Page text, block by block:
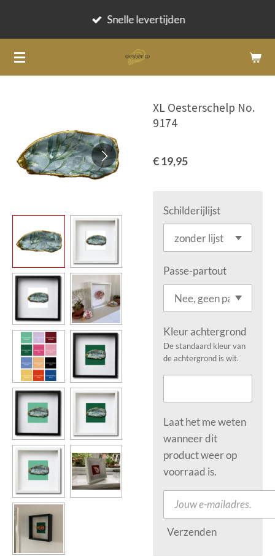
de
Snelle levertijden
XL Oesterschelp No.
9174
€ 19,95
Schilderijlijst
Passe-partout
Kleur achtergrond
De standaard kleur van
de achtergrond is wit.
Laat het me weten
wanneer dit
product weer op
voorraad is.
Verzenden